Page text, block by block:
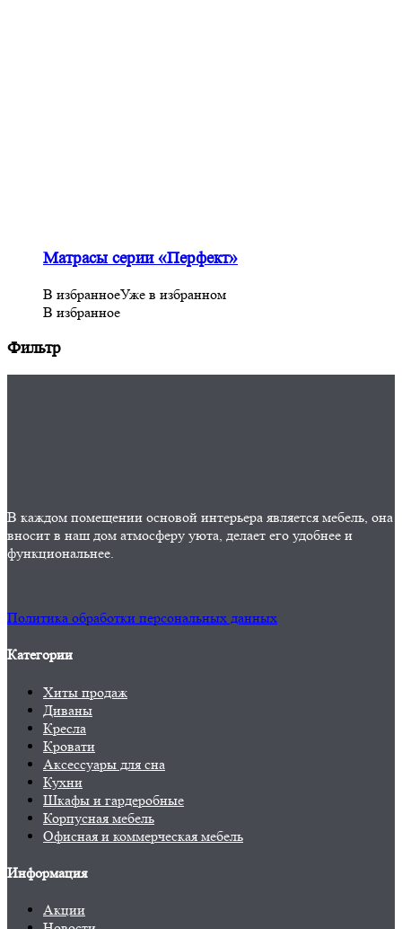
Матрасы серии «Перфект»
В избранноеУже в избранном
В избранное
Фильтр
В каждом помещении основой интерьера является мебель, она
вносит в наш дом атмосферу уюта, делает его удобнее и
функциональнее.
Политика обработки персональных данных
Категории
Хиты продаж
Диваны
Кресла
Кровати
Аксессуары для сна
Кухни
Шкафы и гардеробные
Корпусная мебель
Офисная и коммерческая мебель
Информация
Акции